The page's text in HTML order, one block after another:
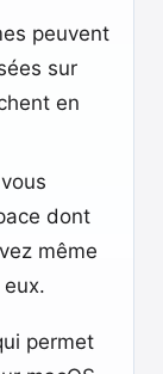
peuvent
sur
en
dont
même
permet